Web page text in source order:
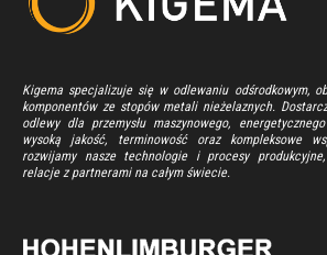
Kigema specjalizuje się w odlewaniu odśrodkowym,
komponentów ze stopów metali nieżelaznych.
odlewy dla przemysłu maszynowego,
wysoką jakość, terminowość oraz kompleksowe
rozwijamy nasze technologie i procesy
relacje z partnerami na całym świecie.